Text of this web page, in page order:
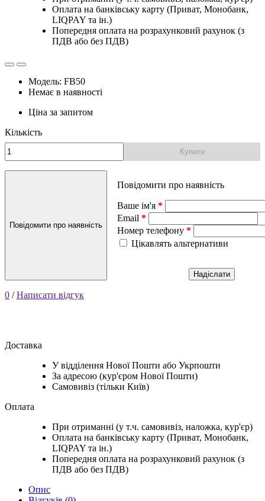
Оплата на банківську карту (Приват, Монобанк,
LIQPAY та ін.)
Попередня оплата на розрахунковий рахунок (з
ПДВ або без ПДВ)
Модель: FB50
Немає в наявності
Ціна за запитом
Кількість
Купити
Повідомити про наявність
Повідомити про наявність
Ваше ім'я
Email
Номер телефону
Цікавлять альтернативи
Надіслати
0 /Написати відгук
Доставка
У відділення Нової Пошти або Укрпошти
За адресою (кур'єром Нової Пошти)
Самовивіз (тільки Київ)
Оплата
При отриманні (у т.ч. самовивіз, наложка, кур'єр)
Оплата на банківську карту (Приват, Монобанк,
LIQPAY та ін.)
Попередня оплата на розрахунковий рахунок (з
ПДВ або без ПДВ)
Опис